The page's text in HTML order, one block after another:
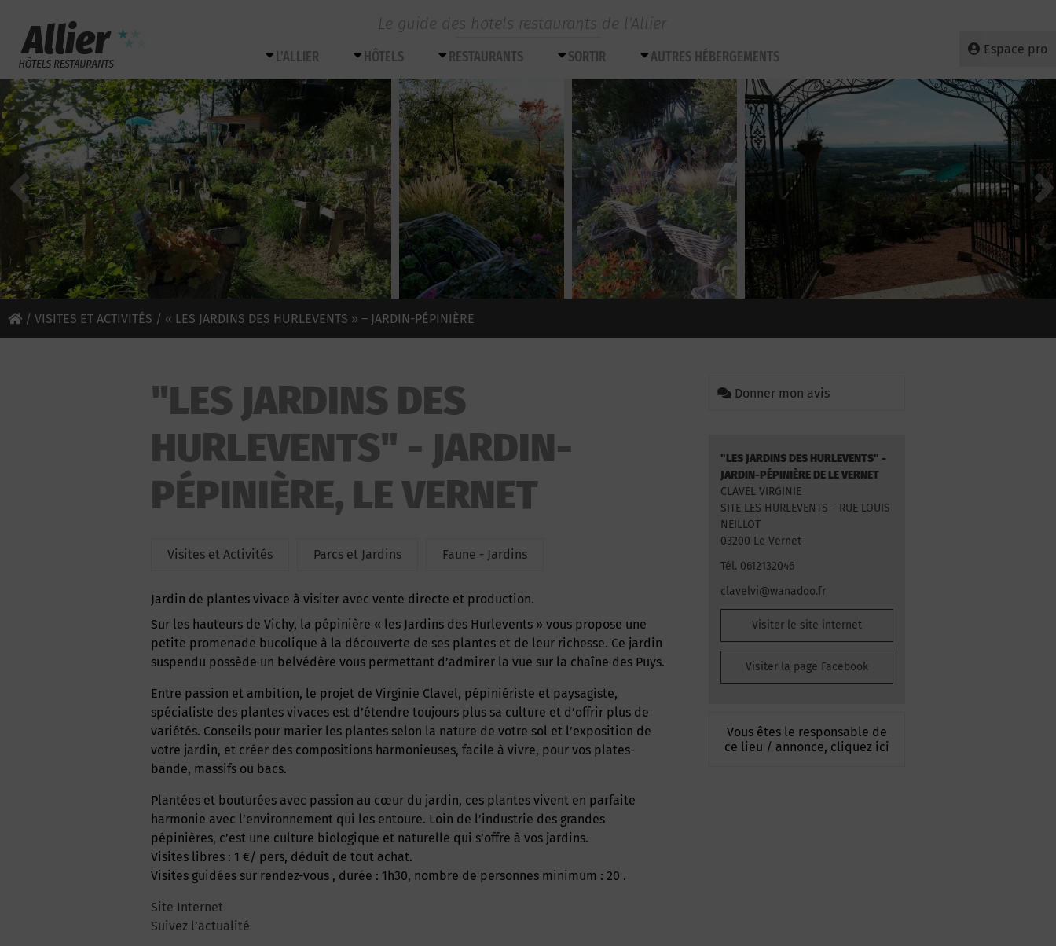
Le guide des hotels restaurants de l’Allier
Espace pro
L’ALLIER HÔTELS RESTAURANTS SORTIR AUTRES HÉBERGEMENTS
/ VISITES ET ACTIVITÉS / « LES JARDINS DES HURLEVENTS » – JARDIN-PÉPINIÈRE
"LES JARDINS DES
HURLEVENTS" - JARDIN-
PÉPINIÈRE, LE VERNET
Visites et Activités Parcs et Jardins Faune - Jardins
Jardin de plantes vivace à visiter avec vente directe et production.
Sur les hauteurs de Vichy, la pépinière « les Jardins des Hurlevents » vous propose une
petite promenade bucolique à la découverte de ses plantes et de leur richesse. Ce jardin
suspendu possède un belvédère vous permettant d’admirer la vue sur la chaîne des Puys.
Entre passion et ambition, le projet de Virginie Clavel, pépiniériste et paysagiste,
spécialiste des plantes vivaces est d’étendre toujours plus sa culture et d’offrir plus de
variétés. Conseils pour marier les plantes selon la nature de votre sol et l’exposition de
votre jardin, et créer des compositions harmonieuses, facile à vivre, pour vos plates-
bande, massifs ou bacs.
Plantées et bouturées avec passion au cœur du jardin, ces plantes vivent en parfaite
harmonie avec l’environnement qui les entoure. Loin de l’industrie des grandes
pépinières, c’est une culture biologique et naturelle qui s’offre à vos jardins.
Visites libres : 1 €/ pers, déduit de tout achat.
Visites guidées sur rendez-vous , durée : 1h30, nombre de personnes minimum : 20 .
site Internet
Suivez l’actualité
Donner mon avis
"LES JARDINS DES HURLEVENTS" -
JARDIN-PÉPINIÈRE DE LE VERNET
CLAVEL VIRGINIE
SITE LES HURLEVENTS - RUE LOUIS
NEILLOT
03200 Le Vernet
Tél. 0612132046
clavelvi@wanadoo.fr
Visiter le site internet
Visiter la page Facebook
Vous êtes le responsable de
ce lieu / annonce, cliquez ici